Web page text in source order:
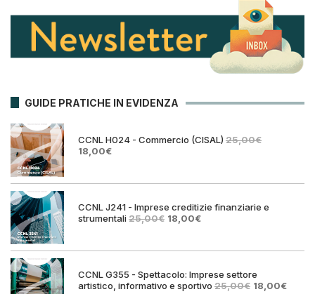
GUIDE PRATICHE IN EVIDENZA
CCNL H024 - Commercio (CISAL) 25,00€
Il
era:
18,00€Il
è:
CCNL J241 - Imprese creditizie finanziarie e
strumentali25,00€ Il
era:
18,00€Il
è:
CCNL G355 - Spettacolo: Imprese settore
artistico, informativo e sportivo 25,00€ Il18,00€Il